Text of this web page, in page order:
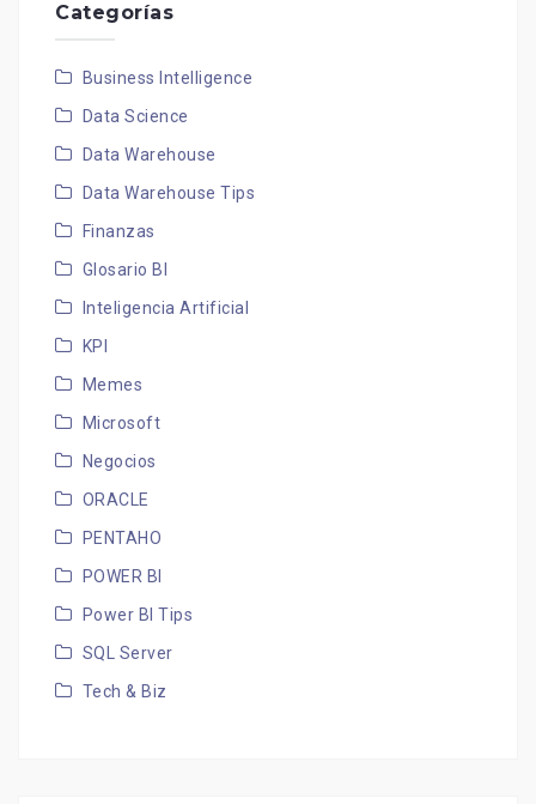
Categorías
Business Intelligence
Data Science
Data Warehouse
Data Warehouse Tips
Finanzas
Glosario BI
Inteligencia Artificial
KPI
Memes
Microsoft
Negocios
ORACLE
PENTAHO
POWER BI
Power BI Tips
SQL Server
Tech & Biz